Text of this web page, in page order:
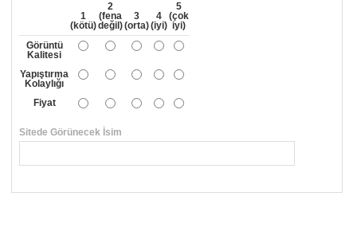
1
(kötü)
2
(fena
değil)
3
(orta)
4
(iyi)
5
(çok
iyi)
Görüntü
Kalitesi
Yapıştırma
Kolaylığı
Fiyat
Sitede Görünecek İsim